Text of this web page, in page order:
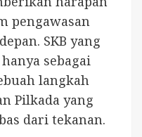
pengawasan
SKB yang
sebagai
langkah
Pilkada yang
dari tekanan.